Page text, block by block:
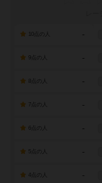
-
-
-
7点の人 -
-
-
-